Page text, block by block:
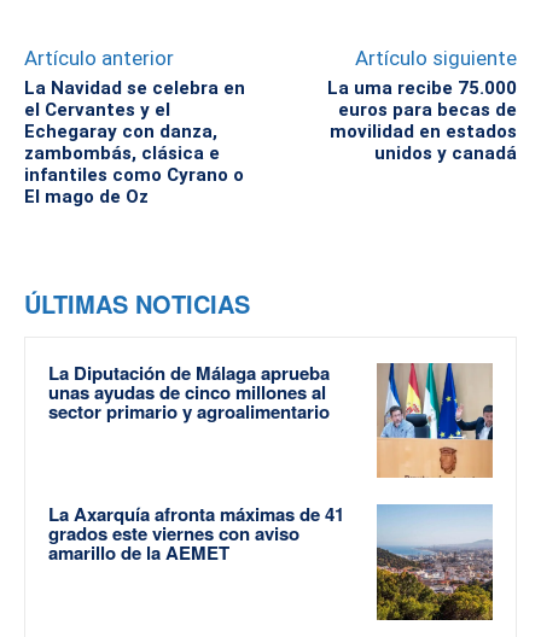
Artículo anterior
La Navidad se celebra en
el Cervantes y el
Echegaray con danza,
zambombás, clásica e
infantiles como Cyrano o
El mago de Oz
Artículo siguiente
La uma recibe 75.000
euros para becas de
movilidad en estados
unidos y canadá
ÚLTIMAS NOTICIAS
La Diputación de Málaga aprueba
unas ayudas de cinco millones al
sector primario y agroalimentario
La Axarquía afronta máximas de 41
grados este viernes con aviso
amarillo de la AEMET